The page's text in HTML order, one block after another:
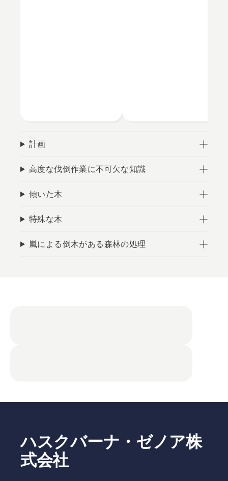
計画
高度な伐倒作業に不可欠な知識
傾いた木
特殊な木
嵐による倒木がある森林の処理
ハスクバーナ・ゼノア株
式会社